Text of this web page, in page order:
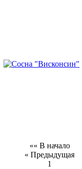
«« В начало
« Предыдущая
1